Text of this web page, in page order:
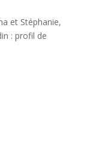
et Stéphanie,
: profil de